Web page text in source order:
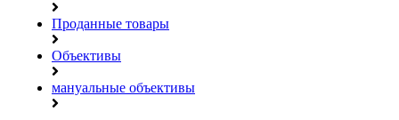
Проданные товары
Объективы
мануальные объективы